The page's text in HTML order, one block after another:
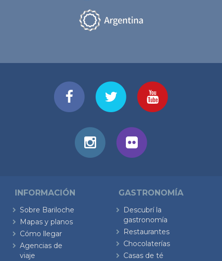
INFORMACIÓN
Sobre Bariloche
Mapas y planos
Cómo llegar
Agencias de
viaje
GASTRONOMÍA
Descubrí la
gastronomía
Restaurantes
Chocolaterías
Casas de té